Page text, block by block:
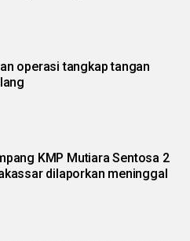
operasi tangkap tangan
KMP Mutiara Sentosa 2
dilaporkan meninggal